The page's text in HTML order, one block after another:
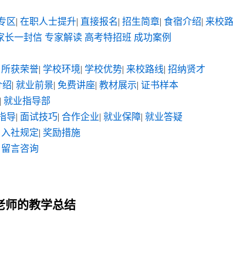
区| 在职人士提升| 直接报名| 招生简章| 食宿介绍| 来校
长一封信 专家解读 高考特招班 成功案例
所获荣誉| 学校环境| 学校优势| 来校路线| 招纳贤才
绍| 就业前景| 免费讲座| 教材展示| 证书样本
| 就业指导部
导| 面试技巧| 合作企业| 就业保障| 就业答疑
入社规定| 奖励措施
留言咨询
师的教学总结